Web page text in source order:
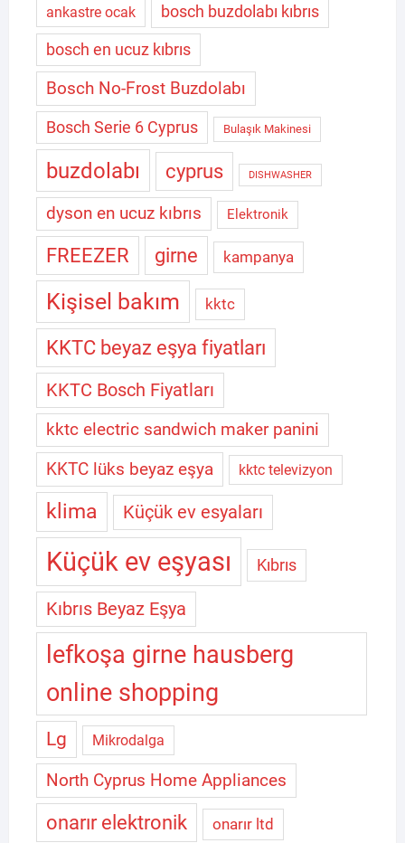
ankastre ocak
bosch buzdolabı kıbrıs
bosch en ucuz kıbrıs
Bosch No-Frost Buzdolabı
Bosch Serie 6 Cyprus Bulaşık Makinesi
buzdolabı cyprus DISHWASHER
dyson en ucuz kıbrıs Elektronik
FREEZER girne kampanya
Kişisel bakım kktc
KKTC beyaz eşya fiyatları
KKTC Bosch Fiyatları
kktc electric sandwich maker panini
KKTC lüks beyaz eşya kktc televizyon
klima Küçük ev esyaları
Küçük ev eşyası Kıbrıs
Kıbrıs Beyaz Eşya
lefkoşa girne hausberg
online shopping
Lg Mikrodalga
North Cyprus Home Appliances
onarır elektronik onarır ltd